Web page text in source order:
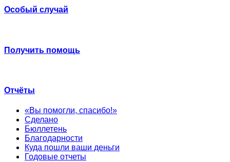
Особый случай
Получить помощь
Отчёты
«Вы помогли, спасибо!»
Сделано
Бюллетень
Благодарности
Куда пошли ваши деньги
Годовые отчеты